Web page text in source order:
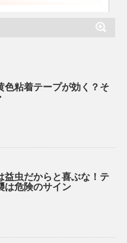
色粘着テープが効く？そ
益虫だからと喜ぶな！テ
は危険のサイン